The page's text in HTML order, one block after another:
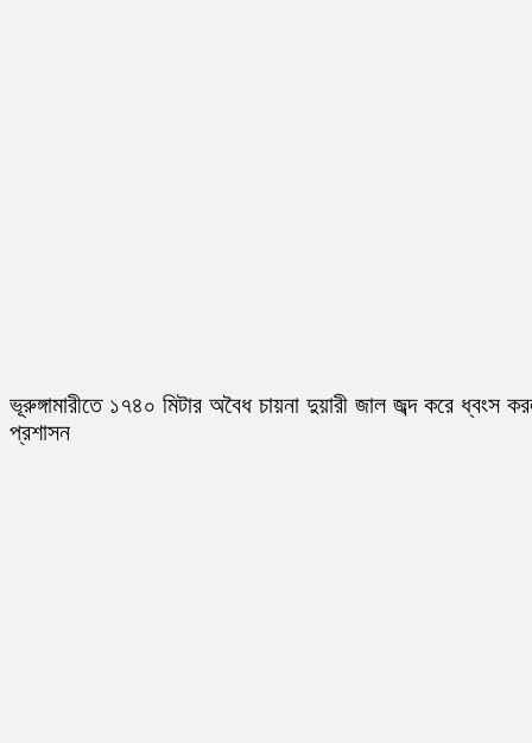
ভূরুঙ্গামারীতে ১৭৪০ মিটার অবৈধ চায়না দুয়ারী জাল জব্দ করে ধ্বংস
প্রশাসন